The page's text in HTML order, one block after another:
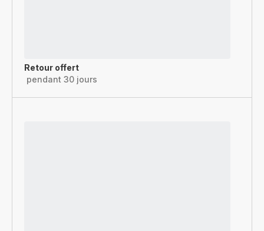
Retour offert
pendant 30 jours